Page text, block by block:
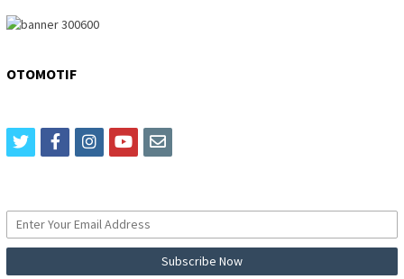
OTOMOTIF
twitterfacebookinstagram
youtubeemail